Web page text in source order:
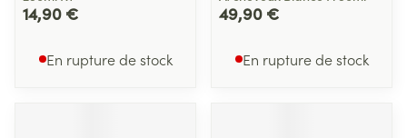
14,90 €
En rupture de stock
49,90 €
En rupture de stock